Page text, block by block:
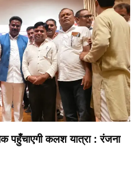
कलश यात्रा : रंजना